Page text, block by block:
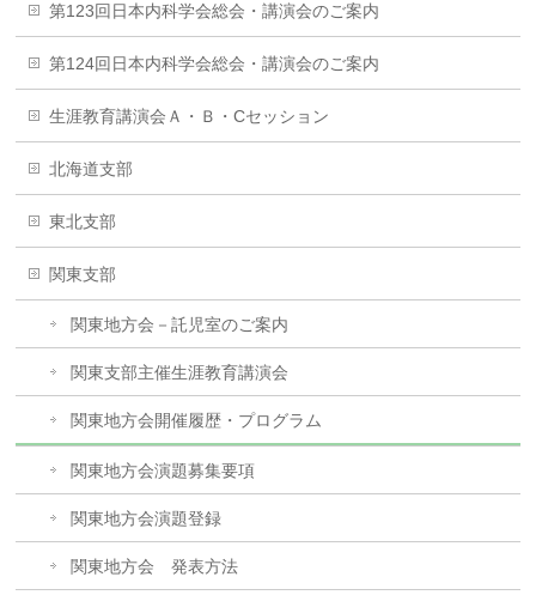
第123回日本内科学会総会・講演会のご案内
第124回日本内科学会総会・講演会のご案内
生涯教育講演会Ａ・Ｂ・Cセッション
北海道支部
東北支部
関東支部
関東地方会－託児室のご案内
関東支部主催生涯教育講演会
関東地方会開催履歴・プログラム
関東地方会演題募集要項
関東地方会演題登録
関東地方会 発表方法